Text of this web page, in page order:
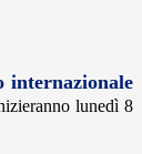
internazionale
lunedì 8